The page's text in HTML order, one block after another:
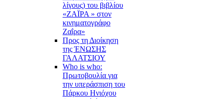
λίγους) του βιβλίου
«ΖΑΪΡΑ » στον
κινηματογράφο
Ζαΐρα»
Προς τη Διοίκηση
της ΈΝΩΣΗΣ
ΓΑΛΑΤΣΙΟΥ
Who is who:
Πρωτοβουλία για
την υπεράσπιση του
Πάρκου Ηνιόχου